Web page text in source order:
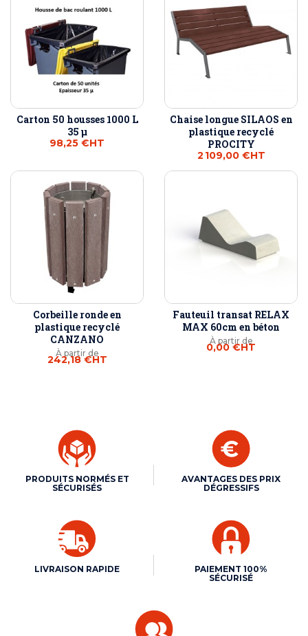
Carton 50 housses 1000 L
35 µ
98,25 €HT
Chaise longue SILAOS en
plastique recyclé
PROCITY
2 109,00 €HT
Corbeille ronde en
plastique recyclé
CANZANO
À partir de
242,18 €HT
Fauteuil transat RELAX
MAX 60cm en béton
À partir de
0,00 €HT
PRODUITS NORMÉS ET
SÉCURISÉS
AVANTAGES DES PRIX
DÉGRESSIFS
LIVRAISON RAPIDE
PAIEMENT 100%
SÉCURISÉ